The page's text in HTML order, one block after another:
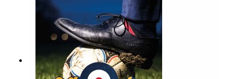
mee terwijl Winfried vertelt over zijn meest
memorabele ervaringen, de uitdagingen en
triomfen van zijn carrière, en wat hem inspireert
buiten de rechtszaal. Ontdek de mens achter de
professional en geniet van boeiende en soms
hilarische verhalen uit zijn loopbaan.